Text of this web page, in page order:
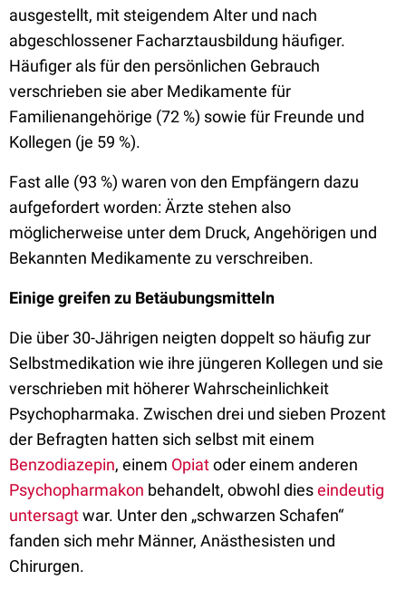
ausgestellt, mit steigendem Alter und nach
abgeschlossener Facharztausbildung häufiger.
Häufiger als für den persönlichen Gebrauch
verschrieben sie aber Medikamente für
Familienangehörige (72 %) sowie für Freunde und
Kollegen (je 59 %).
Fast alle (93 %) waren von den Empfängern dazu
aufgefordert worden: Ärzte stehen also
möglicherweise unter dem Druck, Angehörigen und
Bekannten Medikamente zu verschreiben.
Einige greifen zu Betäubungsmitteln
Die über 30-Jährigen neigten doppelt so häufig zur
Selbstmedikation wie ihre jüngeren Kollegen und sie
verschrieben mit höherer Wahrscheinlichkeit
Psychopharmaka. Zwischen drei und sieben Prozent
der Befragten hatten sich selbst mit einem
Benzodiazepin, einem Opiatoder einem anderen
Psychopharmakon behandelt, obwohl dieseindeutig
untersagtwar. Unter den „schwarzen Schafen“
fanden sich mehr Männer, Anästhesisten und
Chirurgen.